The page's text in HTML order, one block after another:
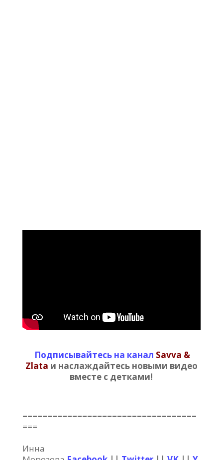
Подписывайтесь на канал Savva &
Zlata и наслаждайтесь новыми видео
вместе с детками!
===================================
===
Инна